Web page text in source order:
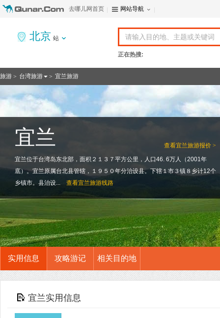
去哪儿网首页 网站导航
北京 站
正在热搜:
旅游 > 台湾旅游 > 宜兰旅游
查看宜兰旅游报价 >
宜兰
宜兰位于台湾岛东北部，面积２１３７平方公里，人口46. 6万人（2001年
底）。宜兰原属台北县管辖，１９５０年分治设县。下辖１市３镇８乡计12个
乡镇市。县治设...
查看宜兰旅游线路
实用信息 攻略游记 相关目的地
宜兰实用信息